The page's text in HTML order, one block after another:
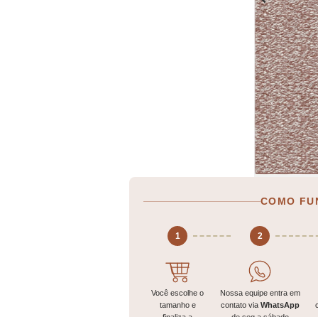
COMO
1
Você escolhe o
tamanho e
2
Nossa equipe entra em
contato via WhatsApp